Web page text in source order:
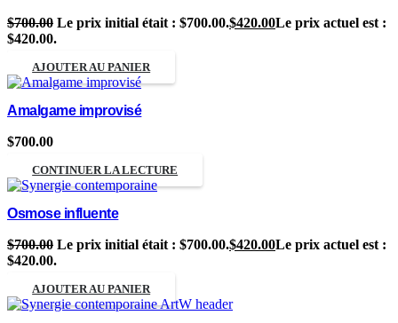
$700.00 Le prix initial était : $700.00.$420.00Le prix actuel est :
$420.00.
AJOUTER AU PANIER
Amalgame improvisé
$700.00
CONTINUER LA LECTURE
Osmose influente
$700.00 Le prix initial était : $700.00.$420.00Le prix actuel est :
$420.00.
AJOUTER AU PANIER